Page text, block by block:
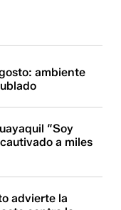
ambiente
“Soy
a miles
advierte la